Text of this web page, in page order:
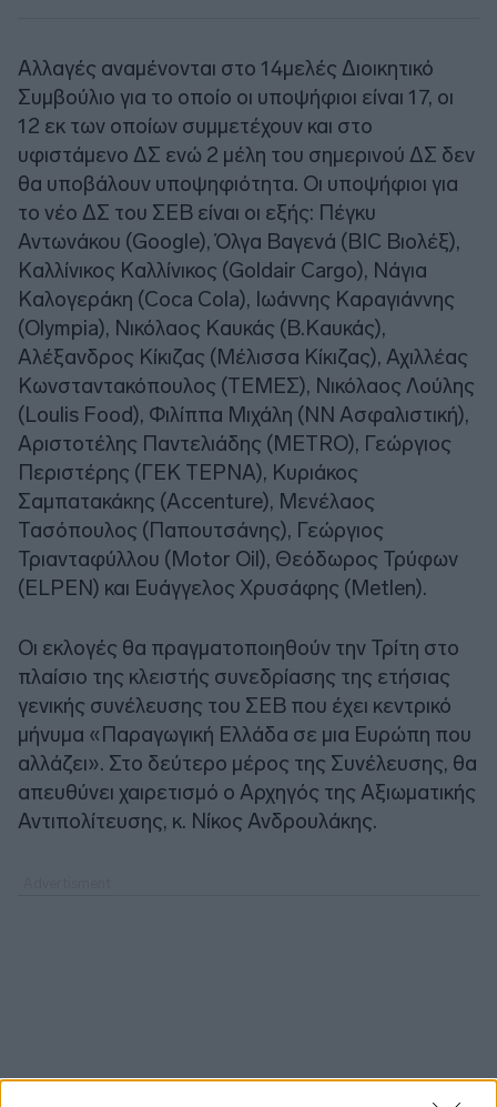
Αλλαγές αναμένονται στο 14μελές Διοικητικό
Συμβούλιο για το οποίο οι υποψήφιοι είναι 17, οι
12 εκ των οποίων συμμετέχουν και στο
υφιστάμενο ΔΣ ενώ 2 μέλη του σημερινού ΔΣ δεν
θα υποβάλουν υποψηφιότητα. Οι υποψήφιοι για
το νέο ΔΣ του ΣΕΒ είναι οι εξής: Πέγκυ
Αντωνάκου (Google), Όλγα Βαγενά (BIC Βιολέξ),
Καλλίνικος Καλλίνικος (Goldair Cargo), Νάγια
Καλογεράκη (Coca Cola), Ιωάννης Καραγιάννης
(Olympia), Νικόλαος Καυκάς (Β.Καυκάς),
Αλέξανδρος Κίκιζας (Μέλισσα Κίκιζας), Αχιλλέας
Κωνσταντακόπουλος (ΤΕΜΕΣ), Νικόλαος Λούλης
(Loulis Food), Φιλίππα Μιχάλη (NN Ασφαλιστική),
Αριστοτέλης Παντελιάδης (METRO), Γεώργιος
Περιστέρης (ΓΕΚ ΤΕΡΝΑ), Κυριάκος
Σαμπατακάκης (Accenture), Μενέλαος
Τασόπουλος (Παπουτσάνης), Γεώργιος
Τριανταφύλλου (Motor Oil), Θεόδωρος Τρύφων
(ELPEN) και Ευάγγελος Χρυσάφης (Metlen).
Οι εκλογές θα πραγματοποιηθούν την Τρίτη στο
πλαίσιο της κλειστής συνεδρίασης της ετήσιας
γενικής συνέλευσης του ΣΕΒ που έχει κεντρικό
μήνυμα «Παραγωγική Ελλάδα σε μια Ευρώπη που
αλλάζει». Στο δεύτερο μέρος της Συνέλευσης, θα
απευθύνει χαιρετισμό ο Αρχηγός της Αξιωματικής
Αντιπολίτευσης, κ. Νίκος Ανδρουλάκης.